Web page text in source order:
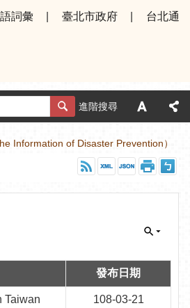
詞彙 臺北市政府 台北通
進階搜尋
Information of Disaster Prevention）
發布日期
Taiwan 108-03-21